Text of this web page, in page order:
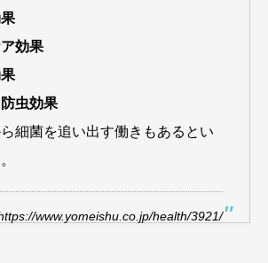
効果
虫効果
ら細菌を追い出す働きもあるとい
www.yomeishu.co.jp/health/3921/